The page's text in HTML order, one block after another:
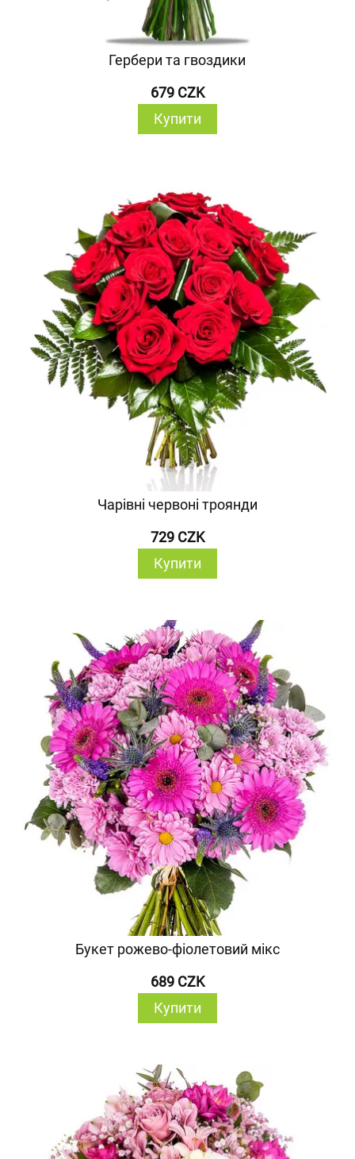
Гербери та гвоздики
679 CZK
Купити
Чарівні червоні троянди
729 CZK
Купити
Букет рожево-фіолетовий мікс
689 CZK
Купити